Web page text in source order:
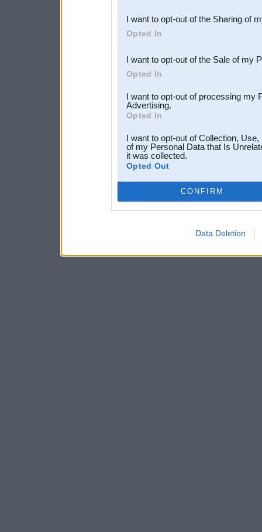
Downstream Participants
third parties.
I want to opt-out of the Sharing of
Opted In
I want to opt-out of the Sale of my
Opted In
I want to opt-out of processing my
Advertising.
Opted In
I want to opt-out of Collection,
of my Personal Data that Is
it was collected.
Opted Out
CONFIRM
Data Deletion